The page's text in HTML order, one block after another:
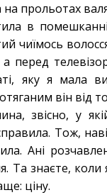
прольотах
в
чиїмось
перед
яку я мала
він від
звісно, у
Тож,
Ані
Та знаєте, коли
ціну.